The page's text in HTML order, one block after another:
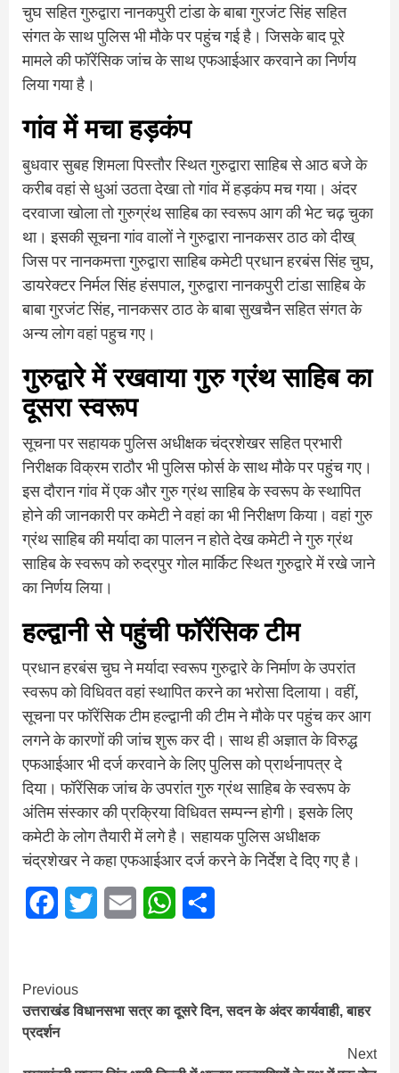
चुघ सहित गुरुद्वारा नानकपुरी टांडा के बाबा गुरजंट सिंह सहित
संगत के साथ पुलिस भी मौके पर पहुंच गई है। जिसके बाद पूरे
मामले की फॉरेंसिक जांच के साथ एफआईआर करवाने का निर्णय
लिया गया है।
गांव में मचा हड़कंप
बुधवार सुबह शिमला पिस्तौर स्थित गुरुद्वारा साहिब से आठ बजे के
करीब वहां से धुआं उठता देखा तो गांव में हड़कंप मच गया। अंदर
दरवाजा खोला तो गुरुग्रंथ साहिब का स्वरूप आग की भेट चढ़ चुका
था। इसकी सूचना गांव वालों ने गुरुद्वारा नानकसर ठाठ को दीख्
जिस पर नानकमत्ता गुरुद्वारा साहिब कमेटी प्रधान हरबंस सिंह चुघ,
डायरेक्टर निर्मल सिंह हंसपाल, गुरुद्वारा नानकपुरी टांडा साहिब के
बाबा गुरजंट सिंह, नानकसर ठाठ के बाबा सुखचैन सहित संगत के
अन्य लोग वहां पहुच गए।
गुरुद्वारे में रखवाया गुरु ग्रंथ साहिब का
दूसरा स्वरूप
सूचना पर सहायक पुलिस अधीक्षक चंद्रशेखर सहित प्रभारी
निरीक्षक विक्रम राठौर भी पुलिस फोर्स के साथ मौके पर पहुंच गए।
इस दौरान गांव में एक और गुरु ग्रंथ साहिब के स्वरूप के स्थापित
होने की जानकारी पर कमेटी ने वहां का भी निरीक्षण किया। वहां गुरु
ग्रंथ साहिब की मर्यादा का पालन न होते देख कमेटी ने गुरु ग्रंथ
साहिब के स्वरूप को रुद्रपुर गोल मार्किट स्थित गुरुद्वारे में रखे जाने
का निर्णय लिया।
हल्द्वानी से पहुंची फॉरेंसिक टीम
प्रधान हरबंस चुघ ने मर्यादा स्वरूप गुरुद्वारे के निर्माण के उपरांत
स्वरूप को विधिवत वहां स्थापित करने का भरोसा दिलाया। वहीं,
सूचना पर फॉरेंसिक टीम हल्द्वानी की टीम ने मौके पर पहुंच कर आग
लगने के कारणों की जांच शुरू कर दी। साथ ही अज्ञात के विरुद्ध
एफआईआर भी दर्ज करवाने के लिए पुलिस को प्रार्थनापत्र दे
दिया। फॉरेंसिक जांच के उपरांत गुरु ग्रंथ साहिब के स्वरूप के
अंतिम संस्कार की प्रक्रिया विधिवत सम्पन्न होगी। इसके लिए
कमेटी के लोग तैयारी में लगे है। सहायक पुलिस अधीक्षक
चंद्रशेखर ने कहा एफआईआर दर्ज करने के निर्देश दे दिए गए है।
FacebookTwitter Email WhatsApp
Continue
Reading
Previous
उत्तराखंड विधानसभा सत्र का दूसरे दिन, सदन के अंदर कार्यवाही, बाहर
प्रदर्शन
Next